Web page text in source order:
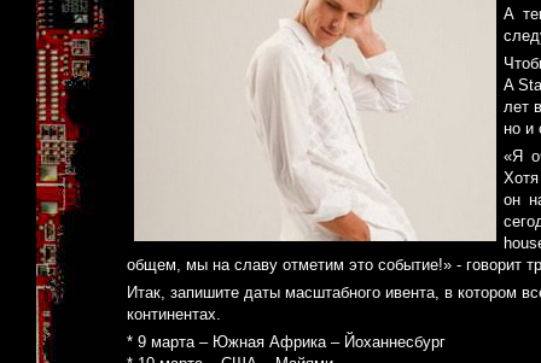
А
A
лет
но и
«Я
он
общем, мы на славу отметим это событие!» - говорит
Итак, запишите даты масштабного ивента, в котором
континентах.
* 9 марта – Южная Африка – Йоханнесбург